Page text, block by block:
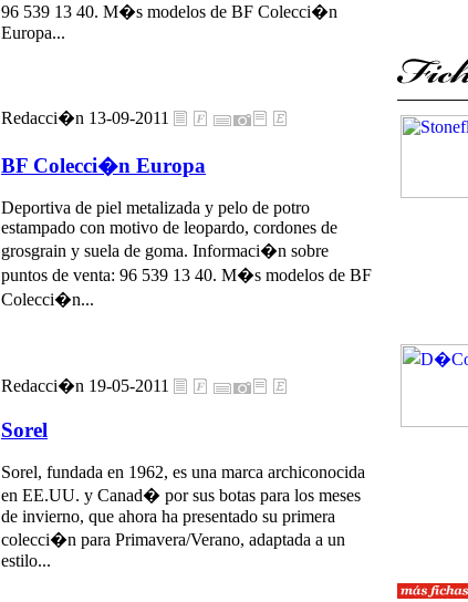
96 539 13 40. M�s modelos de BF Colecci�n
Europa...
Redacci�n 13-09-2011
BF Colecci�n Europa
Deportiva de piel metalizada y pelo de potro
estampado con motivo de leopardo, cordones de
grosgrain y suela de goma. Informaci�n sobre
puntos de venta: 96 539 13 40. M�s modelos de BF
Colecci�n...
Redacci�n 19-05-2011
Sorel
Sorel, fundada en 1962, es una marca archiconocida
en EE.UU. y Canad� por sus botas para los meses
de invierno, que ahora ha presentado su primera
colecci�n para Primavera/Verano, adaptada a un
estilo...